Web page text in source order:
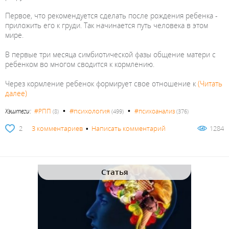
Первое, что рекомендуется сделать после рождения ребенка -
приложить его к груди. Так начинается путь человека в этом
мире.
В первые три месяца симбиотической фазы общение матери с
ребенком во многом сводится к кормлению.
Через кормление ребенок формирует свое отношение к (Читать
далее)
Хэштеги: #РПП (8) • #психология (499) • #психоанализ (376)
2 3 комментариев • Написать комментарий 1284
Статья